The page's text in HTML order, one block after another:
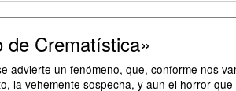
de Crematística»
advierte un fenómeno, que, conforme nos
la vehemente sospecha, y aun el horror